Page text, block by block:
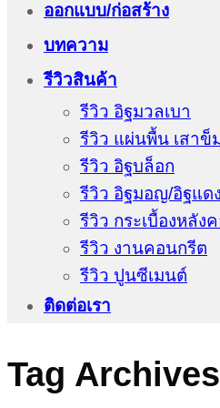
ออกแบบ/ก่อสร้าง
บทความ
รีวิวสินค้า
รีวิว อิฐมวลเบา
รีวิว แผ่นพื้น เสาข็
รีวิว อิฐบล็อก
รีวิว อิฐมอญ/อิฐแดง
รีวิว กระเบื้องหลัง
รีวิว งานคอนกรีต
รีวิว ปูนซีเมนต์
ติดต่อเรา
Tag